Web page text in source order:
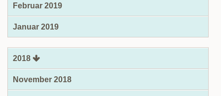
Februar 2019
Januar 2019
2018
November 2018